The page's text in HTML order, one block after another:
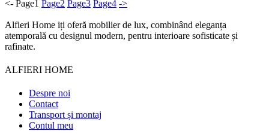
<- Page1 Page2 Page3 Page4 ->
Alfieri Home iți oferă mobilier de lux, combinând eleganța
atemporală cu designul modern, pentru interioare sofisticate și
rafinate.
ALFIERI HOME
Despre noi
Contact
Transport și montaj
Contul meu